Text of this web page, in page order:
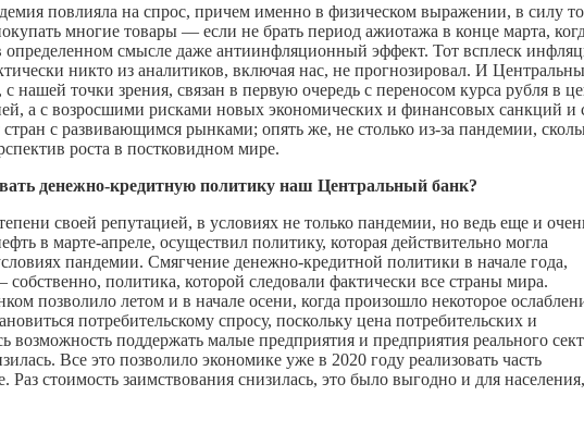
повлияла на спрос, причем именно в физическом выражении, в силу
многие товары — если не брать период ажиотажа в конце марта,
определенном смысле даже антиинфляционный эффект. Тот всплеск
никто из аналитиков, включая нас, не прогнозировал. И
точки зрения, связан в первую очередь с переносом курса рубля в
а с возросшими рисками новых экономических и финансовых санкций и
с развивающимся рынками; опять же, не столько из-за пандемии,
роста в постковидном мире.
денежно-кредитную политику наш Центральный банк?
своей репутацией, в условиях не только пандемии, но ведь еще и
в марте-апреле, осуществил политику, которая действительно могла
пандемии. Смягчение денежно-кредитной политики в начале года,
политика, которой следовали фактически все страны мира.
позволило летом и в начале осени, когда произошло некоторое
потребительскому спросу, поскольку цена потребительских и
возможность поддержать малые предприятия и предприятия реального
Все это позволило экономике уже в 2020 году реализовать часть
Раз стоимость заимствования снизилась, это было выгодно и для